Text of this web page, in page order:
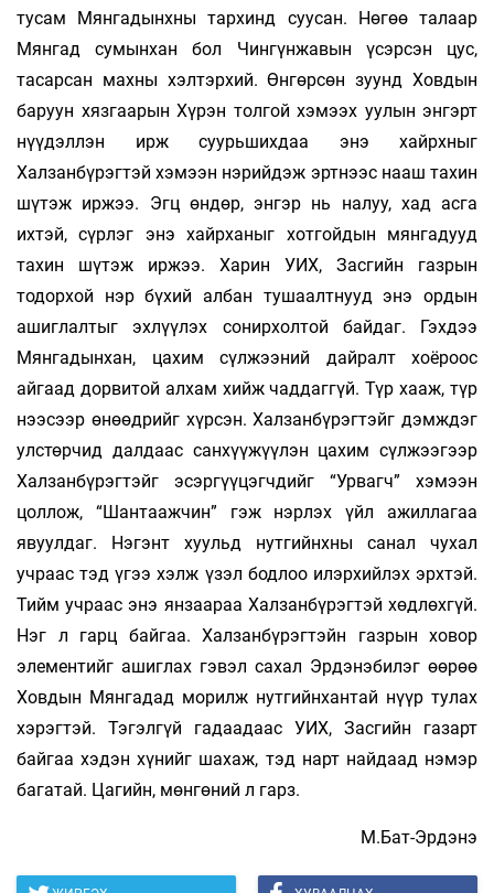
тусам Мянгадынхны тархинд суусан. Нөгөө талаар
Мянгад сумынхан бол Чингүнжавын үсэрсэн цус,
тасарсан махны хэлтэрхий. Өнгөрсөн зуунд Ховдын
баруун хязгаарын Хүрэн толгой хэмээх уулын энгэрт
нүүдэллэн ирж суурьшихдаа энэ хайрхныг
Халзанбүрэгтэй хэмээн нэрийдэж эртнээс нааш тахин
шүтэж иржээ. Эгц өндөр, энгэр нь налуу, хад асга
ихтэй, сүрлэг энэ хайрханыг хотгойдын мянгадууд
тахин шүтэж иржээ. Харин УИХ, Засгийн газрын
тодорхой нэр бүхий албан тушаалтнууд энэ ордын
ашиглалтыг эхлүүлэх сонирхолтой байдаг. Гэхдээ
Мянгадынхан, цахим сүлжээний дайралт хоёроос
айгаад дорвитой алхам хийж чаддаггүй. Түр хааж, түр
нээсээр өнөөдрийг хүрсэн. Халзанбүрэгтэйг дэмждэг
улстөрчид далдаас санхүүжүүлэн цахим сүлжээгээр
Халзанбүрэгтэйг эсэргүүцэгчдийг “Урвагч” хэмээн
цоллож, “Шантаажчин” гэж нэрлэх үйл ажиллагаа
явуулдаг. Нэгэнт хуульд нутгийнхны санал чухал
учраас тэд үгээ хэлж үзэл бодлоо илэрхийлэх эрхтэй.
Тийм учраас энэ янзаараа Халзанбүрэгтэй хөдлөхгүй.
Нэг л гарц байгаа. Халзанбүрэгтэйн газрын ховор
элементийг ашиглах гэвэл сахал Эрдэнэбилэг өөрөө
Ховдын Мянгадад морилж нутгийнхантай нүүр тулах
хэрэгтэй. Тэгэлгүй гадаадаас УИХ, Засгийн газарт
байгаа хэдэн хүнийг шахаж, тэд нарт найдаад нэмэр
багатай. Цагийн, мөнгөний л гарз.
М.Бат-Эрдэнэ